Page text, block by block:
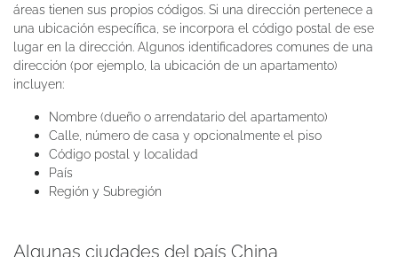
áreas tienen sus propios códigos. Si una dirección pertenece a
una ubicación específica, se incorpora el código postal de ese
lugar en la dirección. Algunos identificadores comunes de una
dirección (por ejemplo, la ubicación de un apartamento)
incluyen:
Nombre (dueño o arrendatario del apartamento)
Calle, número de casa y opcionalmente el piso
Código postal y localidad
País
Región y Subregión
Algunas ciudades del país China